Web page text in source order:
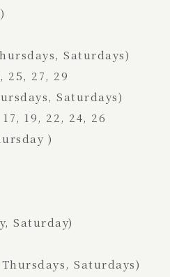
Saturdays)
25, 27, 29
Saturdays)
19, 22, 24, 26
)
Saturday)
Saturdays)